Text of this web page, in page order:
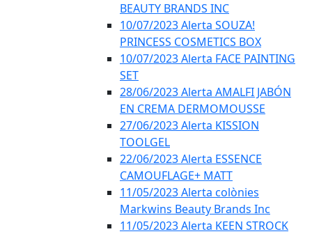
BEAUTY BRANDS INC
10/07/2023 Alerta SOUZA!
PRINCESS COSMETICS BOX
10/07/2023 Alerta FACE PAINTING
SET
28/06/2023 Alerta AMALFI JABÓN
EN CREMA DERMOMOUSSE
27/06/2023 Alerta KISSION
TOOLGEL
22/06/2023 Alerta ESSENCE
CAMOUFLAGE+ MATT
11/05/2023 Alerta colònies
Markwins Beauty Brands Inc
11/05/2023 Alerta KEEN STROCK